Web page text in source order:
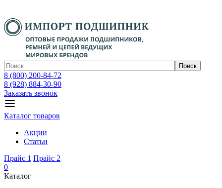
Поиск
8 (800) 200-84-72
8 (928) 884-30-90
Заказать звонок
Каталог товаров
Акции
Статьи
Прайс 1 Прайс 2
0
Каталог